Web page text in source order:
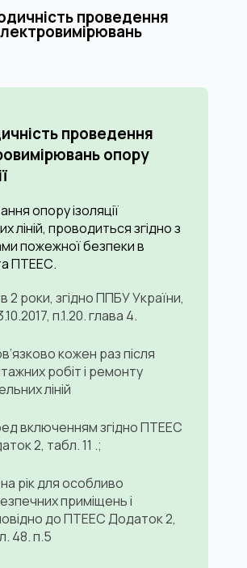
проведення
проведення
опору
опору ізоляції
ліній, проводиться згідно з
пожежної безпеки в
ПТЕЕС.
2 роки, згідно ППБУ України,
п.1.20. глава 4.
кожен раз після
робіт і ремонту
ліній
включенням згідно ПТЕЕС
2, табл. 11 .;
рік для особливо
приміщень і
до ПТЕЕС Додаток 2,
48. п.5